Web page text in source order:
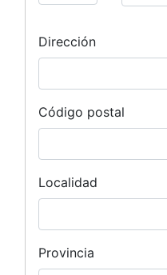
Dirección
Código postal
Localidad
Provincia